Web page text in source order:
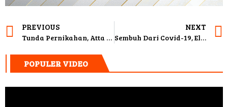
PREVIOUS
Tunda Pernikahan, Atta Halilintar Ingin Mengenal Sosok Aurel Hermansyah Lebih Dalam
NEXT
Sembuh Dari Covid-19, Elvy Sukaesih Semakin Jaga Diri
POPULER VIDEO